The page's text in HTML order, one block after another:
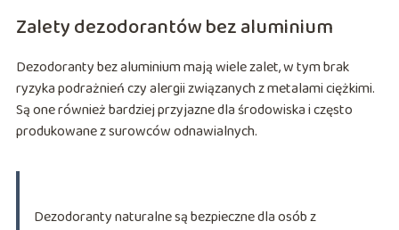
Zalety dezodorantów bez aluminium
Dezodoranty bez aluminium mają wiele zalet, w tym brak
ryzyka podrażnień czy alergii związanych z metalami ciężkimi.
Są one również bardziej przyjazne dla środowiska i często
produkowane z surowców odnawialnych.
Dezodoranty naturalne są bezpieczne dla osób z